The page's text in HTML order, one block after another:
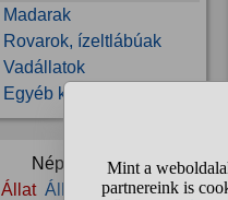
Madarak
Rovarok, ízeltlábúak
Vadállatok
Egyéb kérdések
Népszerű témák:
Állat Állatorvos Allergia